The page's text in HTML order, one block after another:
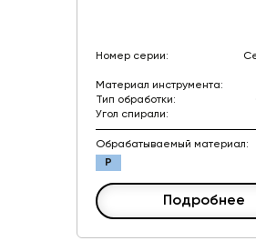
Номер серии:
Материал инструмента:
Тип обработки:
Угол спирали:
Обрабатываемый материал:
P
Подробнее